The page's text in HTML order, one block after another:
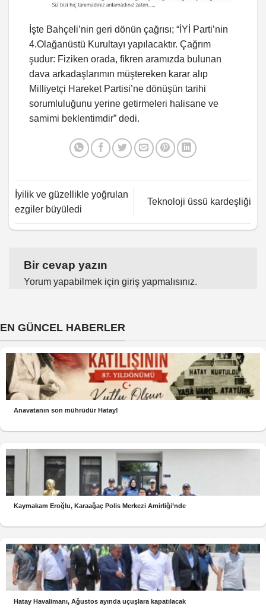
İşte Bahçeli’nin geri dönün çağrısı; “İYİ Parti’nin
4.Olağanüstü Kurultayı yapılacaktır. Çağrım
şudur: Fiziken orada, fikren aramızda bulunan
dava arkadaşlarımın müştereken karar alıp
Milliyetçi Hareket Partisi’ne dönüşün tarihi
sorumluluğunu yerine getirmeleri halisane ve
samimi beklentimdir” dedi.
İyilik ve güzellikle yoğrulan
ezgiler büyüledi
Teknoloji üssü kardeşliği
Bir cevap yazın
Yorum yapabilmek için giriş yapmalısınız.
EN GÜNCEL HABERLER
Anavatanın son mührüdür Hatay!
Kaymakam Eroğlu, Karaağaç Polis Merkezi Amirliği’nde
Hatay Havalimanı, Ağustos ayında uçuşlara kapatılacak